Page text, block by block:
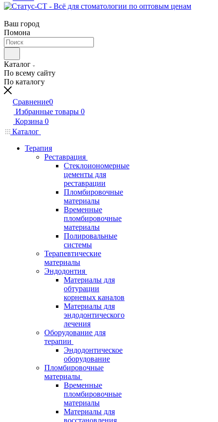
Ваш город
Помона
Каталог
По всему сайту
По каталогу
Сравнение0
Избранные товары 0
Корзина 0
Каталог
Терапия
Реставрация
Стеклоиономерные
цементы для
реставрации
Пломбировочные
материалы
Временные
пломбировочные
материалы
Полировальные
системы
Терапевтические
материалы
Эндодонтия
Материалы для
обтурации
корневых каналов
Материалы для
эндодонтического
лечения
Оборудование для
терапии
Эндодонтическое
оборудование
Пломбировочные
материалы
Временные
пломбировочные
материалы
Материалы для
восстановления